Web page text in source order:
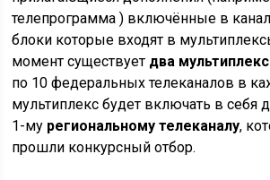
телепрограмма ) включённые в
блоки которые входят в
момент существует два
по 10 федеральных телеканалов в
мультиплекс будет включать в себя
1-му региональному телеканалу,
прошли конкурсный отбор.